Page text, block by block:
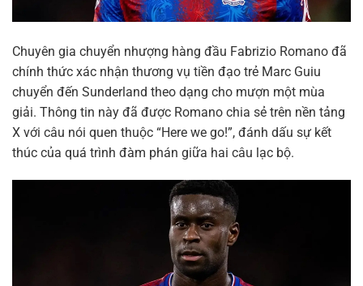
Chuyên gia chuyển nhượng hàng đầu Fabrizio Romano đã
chính thức xác nhận thương vụ tiền đạo trẻ Marc Guiu
chuyển đến Sunderland theo dạng cho mượn một mùa
giải. Thông tin này đã được Romano chia sẻ trên nền tảng
X với câu nói quen thuộc “Here we go!”, đánh dấu sự kết
thúc của quá trình đàm phán giữa hai câu lạc bộ.